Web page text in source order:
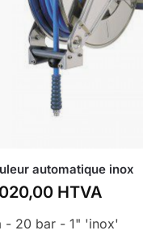
automatique inox
HTVA
- 20 bar - 1" 'inox'